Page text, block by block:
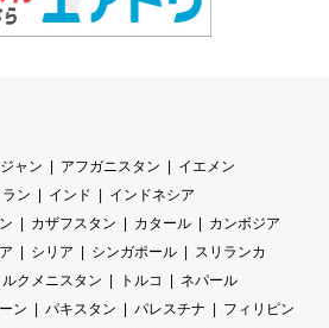
ャン アフガニスタン
イエメン
ラン インド
インドネシア
カザフスタン カタール
カンボジア
シリア シンガポール
スリランカ
ルクメニスタン トルコ
ネパール
ン パキスタン パレスチナ
フィリピン